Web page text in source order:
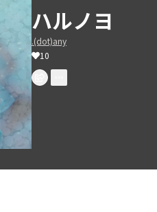
ハルノヨ
.(dot)any
10